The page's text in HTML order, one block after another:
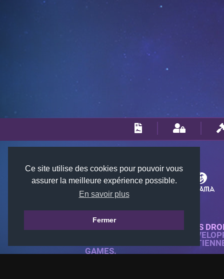
Ce site utilise des cookies pour pouvoir vous
assurer la meilleure expérience possible.
En savoir plus
Fermer
© 2018-2026 KTARENA. TOUS
SITE WEB ENTIÈREMENT
TOUTES LES IMAGES
GAMES.